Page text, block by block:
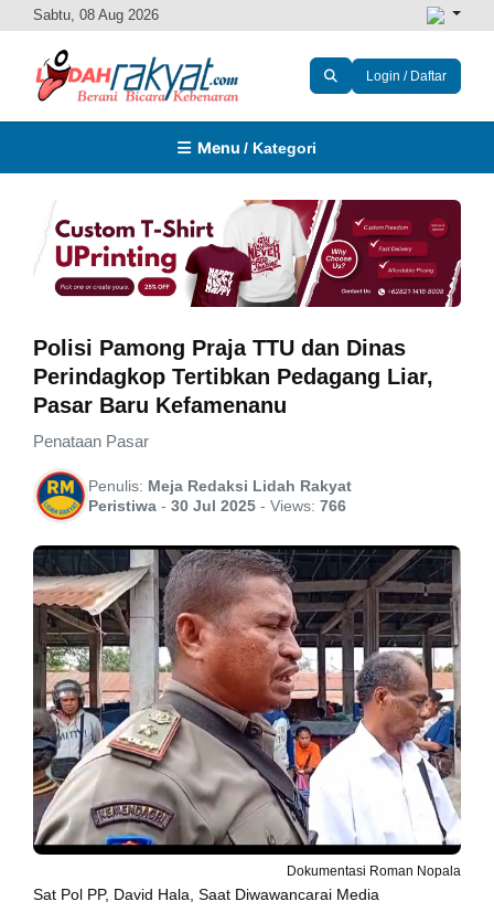
Sabtu, 08 Aug 2026
Login / Daftar
Menu / Kategori
Polisi Pamong Praja TTU dan Dinas
Perindagkop Tertibkan Pedagang Liar,
Pasar Baru Kefamenanu
Penataan Pasar
Penulis: Meja Redaksi Lidah Rakyat
Peristiwa - 30 Jul 2025 - Views: 766
Dokumentasi Roman Nopala
Sat Pol PP, David Hala, Saat Diwawancarai Media